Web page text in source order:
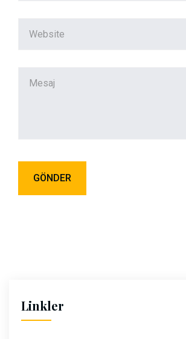
Linkler